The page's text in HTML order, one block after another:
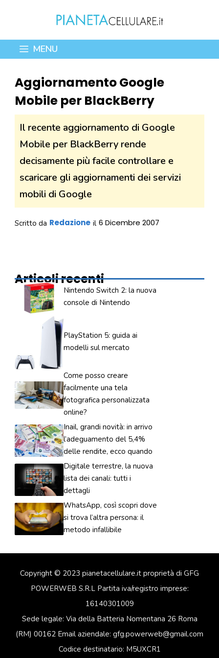
contenuto
MENU
Aggiornamento Google
Mobile per BlackBerry
Il recente aggiornamento di Google
Mobile per BlackBerry rende
decisamente più facile controllare e
scaricare gli aggiornamenti dei servizi
mobili di Google
Scritto da Redazione il 6 Dicembre 2007
Articoli recenti
Nintendo Switch 2: la nuova
console di Nintendo
PlayStation 5: guida ai
modelli sul mercato
Come posso creare
facilmente una tela
fotografica personalizzata
online?
Inail, grandi novità: in arrivo
l’adeguamento del 5,4%
delle rendite, ecco quando
Digitale terrestre, la nuova
lista dei canali: tutti i
dettagli
WhatsApp, così scopri dove
si trova l’altra persona: il
metodo infallibile
Copyright © 2023 pianetacellulare.it proprietà di GFG
POWERWEB S.R.L Partita iva/registro imprese:
16140301009
Sede legale: Via della Batteria Nomentana 26 Roma
(RM) 00162 Email aziendale: gfg.powerweb@gmail.com
Codice destinatario: M5UXCR1